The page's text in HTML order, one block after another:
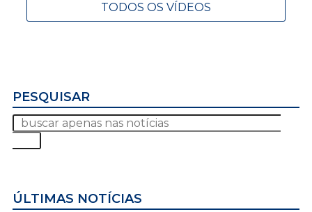
TODOS OS VÍDEOS
PESQUISAR
ÚLTIMAS NOTÍCIAS